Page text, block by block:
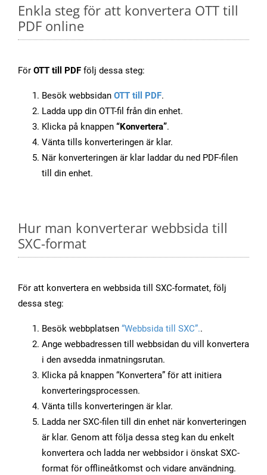
Enkla steg för att konvertera OTT till
PDF online
För OTT till PDF följ dessa steg:
Besök webbsidan OTT till PDF.
Ladda upp din OTT-fil från din enhet.
Klicka på knappen “Konvertera”.
Vänta tills konverteringen är klar.
När konverteringen är klar laddar du ned PDF-filen
till din enhet.
Hur man konverterar webbsida till
SXC-format
För att konvertera en webbsida till SXC-formatet, följ
dessa steg:
Besök webbplatsen “Webbsida till SXC”..
Ange webbadressen till webbsidan du vill konvertera
i den avsedda inmatningsrutan.
Klicka på knappen “Konvertera” för att initiera
konverteringsprocessen.
Vänta tills konverteringen är klar.
Ladda ner SXC-filen till din enhet när konverteringen
är klar. Genom att följa dessa steg kan du enkelt
konvertera och ladda ner webbsidor i önskat SXC-
format för offlineåtkomst och vidare användning.